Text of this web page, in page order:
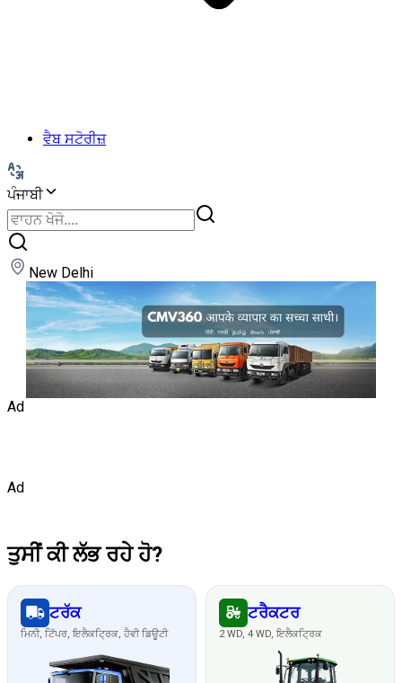
ਵੈਬ ਸਟੋਰੀਜ਼
ਪੰਜਾਬੀ
New Delhi
Ad
Ad
ਤੁਸੀਂ ਕੀ ਲੱਭ ਰਹੇ ਹੋ?
ਟਰੱਕ
ਮਿਨੀ, ਟਿੱਪਰ, ਇਲੈਕਟ੍ਰਿਕ, ਹੈਵੀ ਡਿਊਟੀ
ਟਰੈਕਟਰ
2 WD, 4 WD, ਇਲੈਕਟ੍ਰਿਕ